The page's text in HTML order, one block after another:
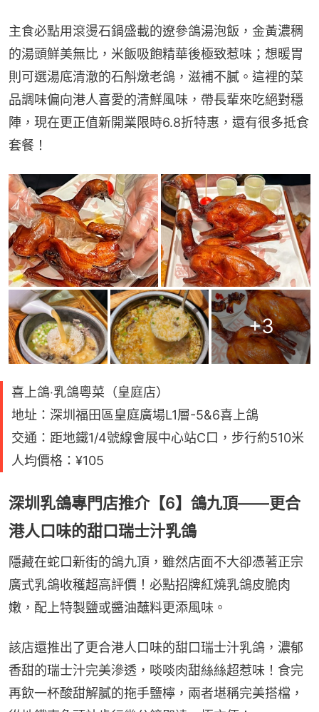
主食必點用滾燙石鍋盛載的遼參鴿湯泡飯，金黃濃稠
的湯頭鮮美無比，米飯吸飽精華後極致惹味；想暖胃
則可選湯底清澈的石斛燉老鴿，滋補不膩。這裡的菜
品調味偏向港人喜愛的清鮮風味，帶長輩來吃絕對穩
陣，現在更正值新開業限時6.8折特惠，還有很多抵食
套餐！
+3
喜上鴿‧乳鴿粵菜（皇庭店）
地址：深圳福田區皇庭廣場L1層-5&6喜上鴿
交通：距地鐵1/4號線會展中心站C口，步行約510米
人均價格：¥105
深圳乳鴿專門店推介【6】鴿九頂——更合
港人口味的甜口瑞士汁乳鴿
隱藏在蛇口新街的鴿九頂，雖然店面不大卻憑著正宗
廣式乳鴿收穫超高評價！必點招牌紅燒乳鴿皮脆肉
嫩，配上特製鹽或醬油蘸料更添風味。
該店還推出了更合港人口味的甜口瑞士汁乳鴿，濃郁
香甜的瑞士汁完美滲透，啖啖肉甜絲絲超惹味！食完
再飲一杯酸甜解膩的拖手鹽檸，兩者堪稱完美搭檔，